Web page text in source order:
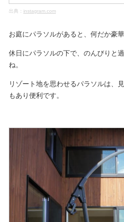
出典： instagram.com
お庭にパラソルがあると、何だか豪
休日にパラソルの下で、のんびりと
ね。
リゾート地を思わせるパラソルは、
もあり便利です。